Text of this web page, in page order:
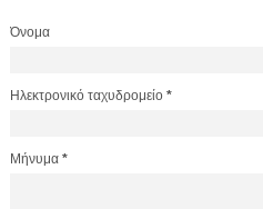
Όνομα
Ηλεκτρονικό ταχυδρομείο *
Μήνυμα *